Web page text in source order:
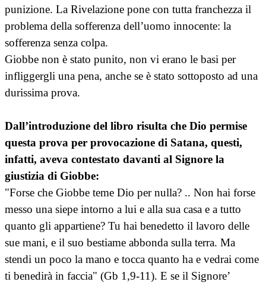
punizione. La Rivelazione pone con tutta franchezza il
problema della sofferenza dell’uomo innocente: la
sofferenza senza colpa.
Giobbe non è stato punito, non vi erano le basi per
infliggergli una pena, anche se è stato sottoposto ad una
durissima prova.
Dall’introduzione del libro risulta che Dio permise
questa prova per provocazione di Satana, questi,
infatti, aveva contestato davanti al Signore la
giustizia di Giobbe:
"Forse che Giobbe teme Dio per nulla? .. Non hai forse
messo una siepe intorno a lui e alla sua casa e a tutto
quanto gli appartiene? Tu hai benedetto il lavoro delle
sue mani, e il suo bestiame abbonda sulla terra. Ma
stendi un poco la mano e tocca quanto ha e vedrai come
ti benedirà in faccia" (Gb 1,9-11). E se il Signore’